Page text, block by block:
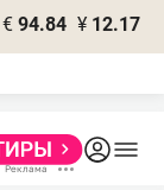
€ 94.84 ¥ 12.17